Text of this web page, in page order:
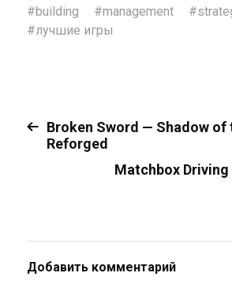
#building #management #
#лучшие игры
Broken Sword — Shadow of
Reforged
Matchbox
Добавить комментарий